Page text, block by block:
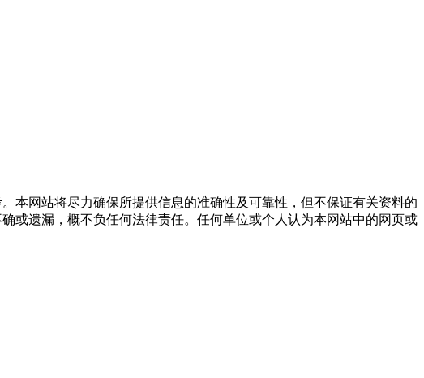
本网站将尽力确保所提供信息的准确性及可靠性，但不保证有关资料的
或遗漏，概不负任何法律责任。任何单位或个人认为本网站中的网页或